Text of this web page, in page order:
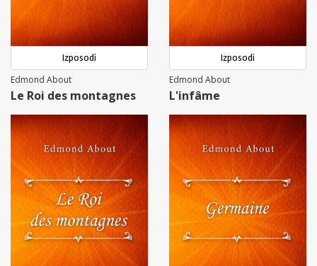
Izposodi
Edmond About
Le Roi des montagnes
Izposodi
Edmond About
L'infâme